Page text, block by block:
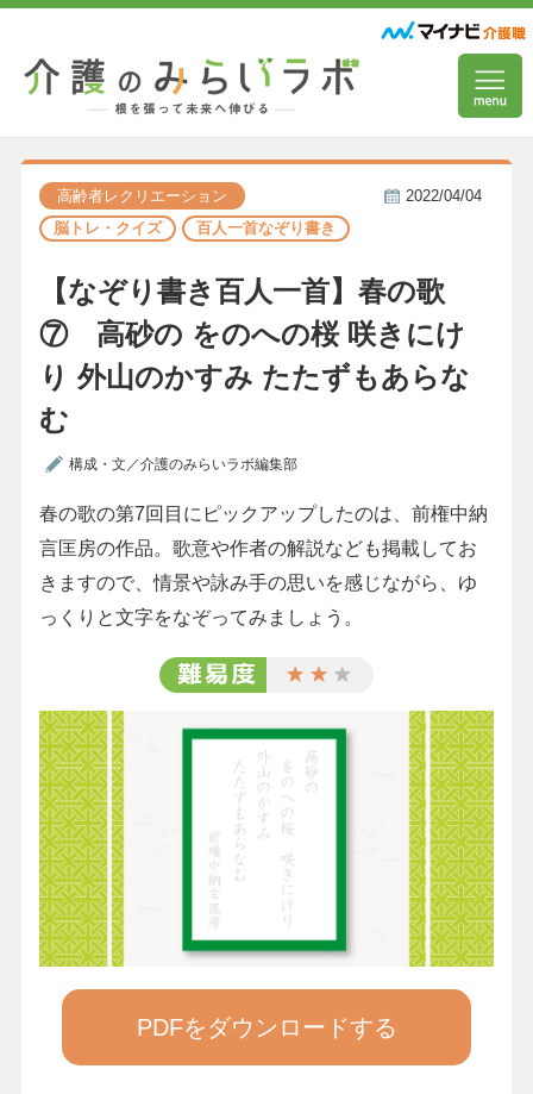
高齢者レクリエーション
脳トレ・クイズ
百人一首なぞり書き
2022/04/04
【なぞり書き百人一首】春の歌
⑦ 高砂の をのへの桜 咲きにけ
り 外山のかすみ たたずもあらな
む
構成・文／介護のみらいラボ編集部
春の歌の第7回目にピックアップしたのは、前権中納
言匡房の作品。歌意や作者の解説なども掲載してお
きますので、情景や詠み手の思いを感じながら、ゆ
っくりと文字をなぞってみましょう。
PDFをダウンロードする